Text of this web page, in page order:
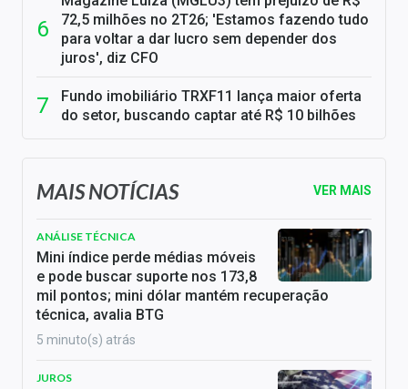
72,5 milhões no 2T26; 'Estamos fazendo tudo
para voltar a dar lucro sem depender dos
juros', diz CFO
Fundo imobiliário TRXF11 lança maior oferta
do setor, buscando captar até R$ 10 bilhões
MAIS NOTÍCIAS VER MAIS
ANÁLISE TÉCNICA
Mini índice perde médias móveis
e pode buscar suporte nos 173,8
mil pontos; mini dólar mantém recuperação
técnica, avalia BTG
5 minuto(s) atrás
JUROS